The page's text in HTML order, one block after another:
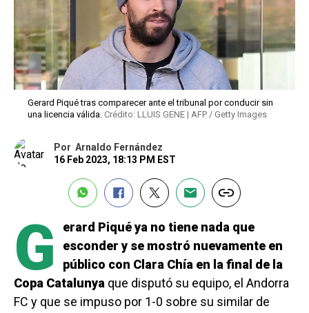
Gerard Piqué tras comparecer ante el tribunal por conducir sin
una licencia válida. Crédito: LLUIS GENE | AFP / Getty Images
Por Arnaldo Fernández
16 Feb 2023, 18:13 PM EST
G
erard Piqué ya no tiene nada que
esconder y se mostró nuevamente en
público con Clara Chía en la final de la
Copa Catalunya que disputó su equipo, el Andorra
FC y que se impuso por 1-0 sobre su similar de